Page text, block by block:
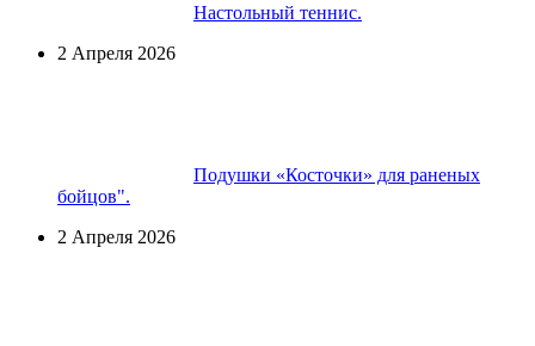
Настольный теннис.
2 Апреля 2026
Подушки «Косточки» для раненых
бойцов".
2 Апреля 2026